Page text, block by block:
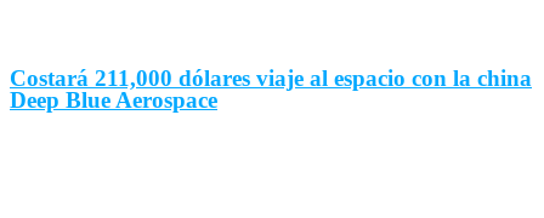
Costará 211,000 dólares viaje al espacio con la china
Deep Blue Aerospace